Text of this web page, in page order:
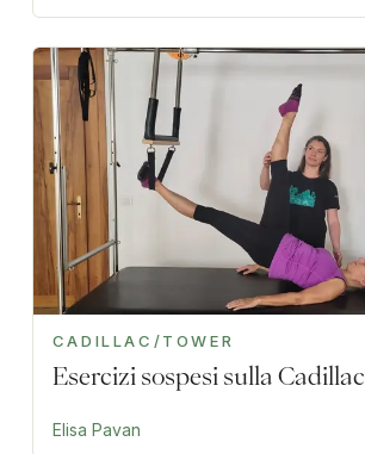
CADILLAC/TOWER
Esercizi sospesi sulla Cadillac
Elisa Pavan